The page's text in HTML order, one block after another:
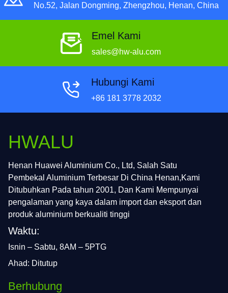
No.52, Jalan Dongming, Zhengzhou, Henan, China
Emel Kami
sales@hw-alu.com
Hubungi Kami
+86 181 3778 2032
HWALU
Henan Huawei Aluminium Co., Ltd, Salah Satu
Pembekal Aluminium Terbesar Di China Henan,Kami
Ditubuhkan Pada tahun 2001, Dan Kami Mempunyai
pengalaman yang kaya dalam import dan eksport dan
produk aluminium berkualiti tinggi
Waktu:
Isnin – Sabtu, 8AM – 5PTG
Ahad: Ditutup
Berhubung